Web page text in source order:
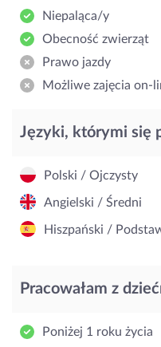
Niepaląca/y
Obecność zwierząt
Prawo jazdy
Możliwe zajęcia on-
Języki, którymi się
Polski / Ojczysty
Angielski / Średni
Hiszpański /
Pracowałam z
Poniżej 1 roku życia